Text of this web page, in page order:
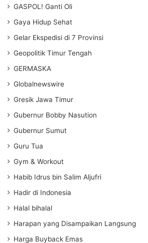
GASPOL! Ganti Oli
Gaya Hidup Sehat
Gelar Ekspedisi di 7 Provinsi
Geopolitik Timur Tengah
GERMASKA
Globalnewswire
Gresik Jawa Timur
Gubernur Bobby Nasution
Gubernur Sumut
Guru Tua
Gym & Workout
Habib Idrus bin Salim Aljufri
Hadir di Indonesia
Halal bihalal
Harapan yang Disampaikan Langsung
Harga Buyback Emas